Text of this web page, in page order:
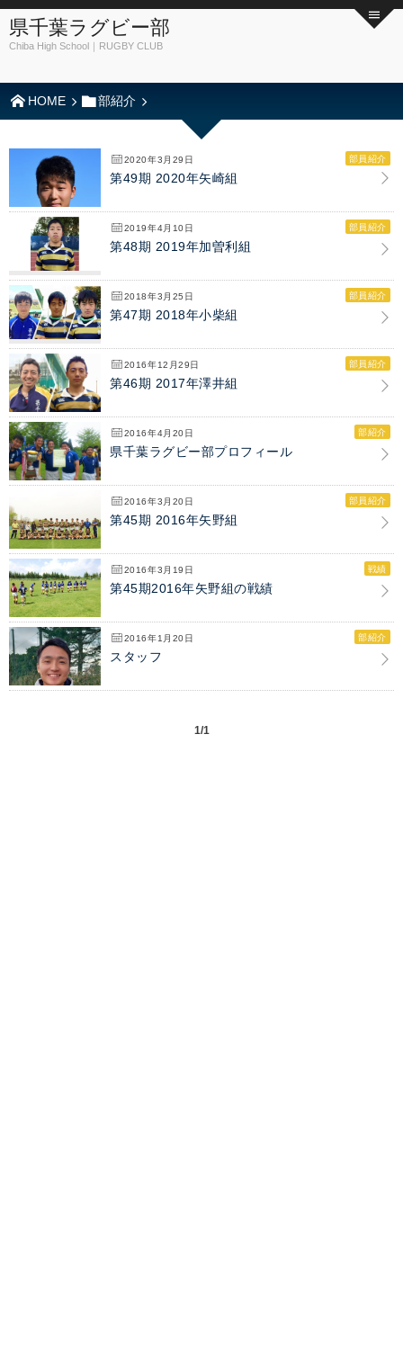
県千葉ラグビー部
Chiba High School｜RUGBY CLUB
HOME 部紹介
2020年3月29日 部員紹介
第49期 2020年矢崎組
2019年4月10日 部員紹介
第48期 2019年加曽利組
2018年3月25日 部員紹介
第47期 2018年小柴組
2016年12月29日 部員紹介
第46期 2017年澤井組
2016年4月20日 部紹介
県千葉ラグビー部プロフィール
2016年3月20日 部員紹介
第45期 2016年矢野組
2016年3月19日 戦績
第45期2016年矢野組の戦績
2016年1月20日 部紹介
スタッフ
1/1